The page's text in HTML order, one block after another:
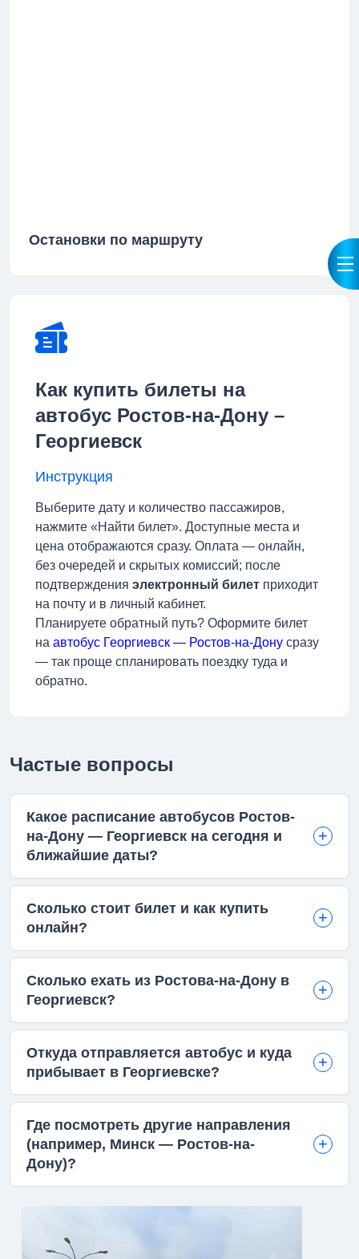
Остановки по маршруту
Как купить билеты на
автобус Ростов-на-Дону –
Георгиевск
Инструкция
Выберите дату и количество пассажиров,
нажмите «Найти билет». Доступные места и
цена отображаются сразу. Оплата — онлайн,
без очередей и скрытых комиссий; после
подтверждения электронный билет приходит
на почту и в личный кабинет.
Планируете обратный путь? Оформите билет
на автобус Георгиевск — Ростов-на-Дону сразу
— так проще спланировать поездку туда и
обратно.
Частые вопросы
Какое расписание автобусов Ростов-
на-Дону — Георгиевск на сегодня и
ближайшие даты?
Сколько стоит билет и как купить
онлайн?
Сколько ехать из Ростова-на-Дону в
Георгиевск?
Откуда отправляется автобус и куда
прибывает в Георгиевске?
Где посмотреть другие направления
(например, Минск — Ростов-на-
Дону)?